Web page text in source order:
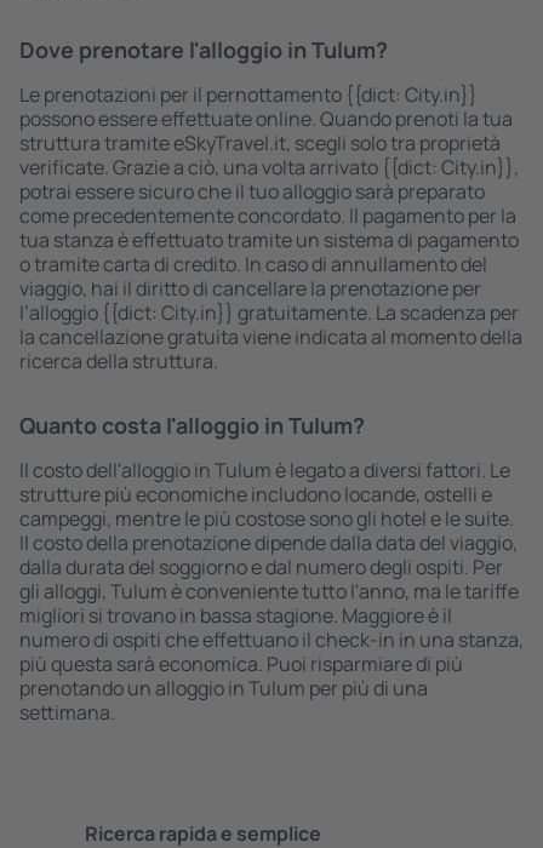
Dove prenotare l'alloggio in Tulum?
Le prenotazioni per il pernottamento {{dict: City.in}}
possono essere effettuate online. Quando prenoti la tua
struttura tramite eSkyTravel.it, scegli solo tra proprietà
verificate. Grazie a ciò, una volta arrivato {{dict: City.in}},
potrai essere sicuro che il tuo alloggio sarà preparato
come precedentemente concordato. Il pagamento per la
tua stanza è effettuato tramite un sistema di pagamento
o tramite carta di credito. In caso di annullamento del
viaggio, hai il diritto di cancellare la prenotazione per
l’alloggio {{dict: City.in}} gratuitamente. La scadenza per
la cancellazione gratuita viene indicata al momento della
ricerca della struttura.
Quanto costa l'alloggio in Tulum?
Il costo dell'alloggio in Tulum è legato a diversi fattori. Le
strutture più economiche includono locande, ostelli e
campeggi, mentre le più costose sono gli hotel e le suite.
Il costo della prenotazione dipende dalla data del viaggio,
dalla durata del soggiorno e dal numero degli ospiti. Per
gli alloggi, Tulum è conveniente tutto l'anno, ma le tariffe
migliori si trovano in bassa stagione. Maggiore è il
numero di ospiti che effettuano il check-in in una stanza,
più questa sarà economica. Puoi risparmiare di più
prenotando un alloggio in Tulum per più di una
settimana.
Ricerca rapida e semplice